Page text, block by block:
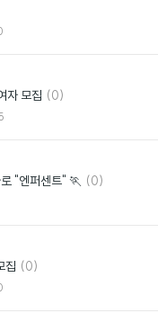
자 모집 댓
(0)
"엔퍼센트" 🏃 댓
(0)
집 댓
(0)